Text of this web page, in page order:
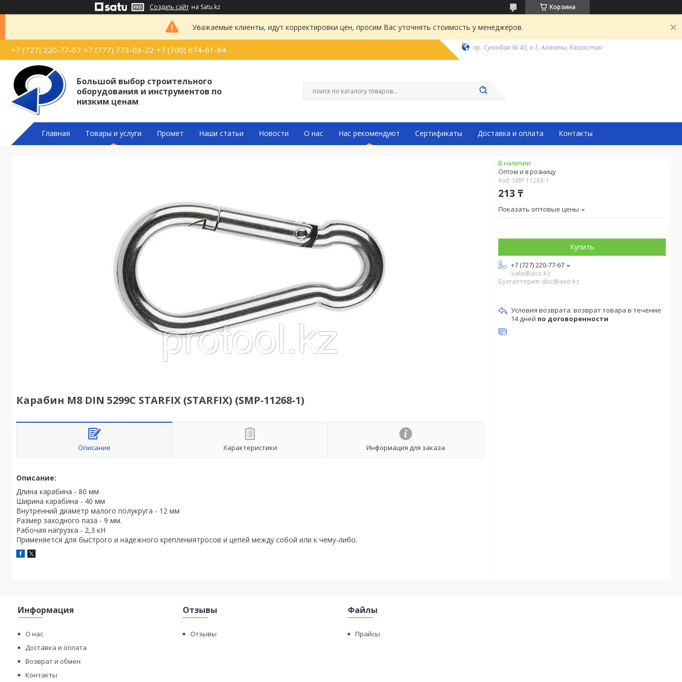
Создать сайт на Satu.kz Корзина
Уважаемые клиенты, идут корректировки цен, просим Вас уточнять стоимость у менеджеров.
+7 (727) 220-77-67 +7 (777) 773-03-22 +7 (700) 674-61-84 пр. Суюнбая № 43, к 1, Алматы, Казахстан
Большой выбор строительного
оборудования и инструментов по
низким ценам
Главная Товары и услуги Промет Наши статьи Новости О нас Нас рекомендуют Сертификаты Доставка и оплата Контакты
Карабин М8 DIN 5299C STARFIX (STARFIX) (SMP-11268-1)
Описание Характеристики Информация для заказа
Описание:
Длина карабина - 80 мм
Ширина карабина - 40 мм
Внутренний диаметр малого полукруга - 12 мм
Размер заходного паза - 9 мм.
Рабочая нагрузка - 2,3 кН
Применяется для быстрого и надежного креплениятросов и цепей между собой или к чему-либо.
В наличии
Оптом и в розницу
Код:SMP-11268-1
213 ₸
Показать оптовые цены
Купить
+7 (727) 220-77-67
sale@aso.kz
Бухгалтерия: doc@aso.kz
возврат товара в течение
14 дней по договоренности
Информация
О нас
Доставка и оплата
Возврат и обмен
Контакты
Отзывы
Отзывы
Файлы
Прайсы